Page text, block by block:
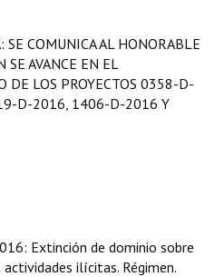
COMUNICA AL HONORABLE
SE AVANCE EN EL
DE LOS PROYECTOS 0358-D-
D-2016, 1406-D-2016 Y
Extinción de dominio sobre
ilícitas. Régimen.